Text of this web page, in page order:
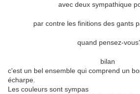
avec deux sympathique
par contre les finitions des gants
quand pensez-
bilan
c'est un bel ensemble qui comprend un
écharpe.
Les couleurs sont sympas